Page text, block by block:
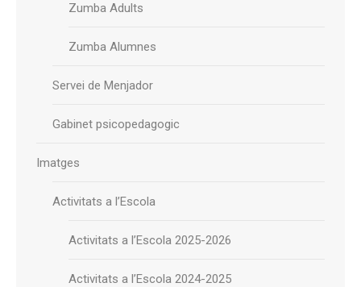
Zumba Adults
Zumba Alumnes
Servei de Menjador
Gabinet psicopedagogic
Imatges
Activitats a l’Escola
Activitats a l’Escola 2025-2026
Activitats a l’Escola 2024-2025